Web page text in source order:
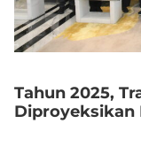
Tahun 2025,
Diproyeksikan